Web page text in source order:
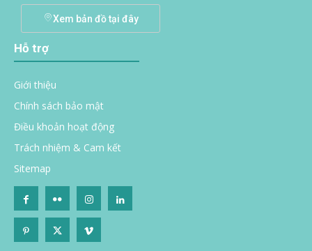
Xem bản đồ tại đây
Hỗ trợ
Giới thiệu
Chính sách bảo mật
Điều khoản hoạt động
Trách nhiệm & Cam kết
Sitemap